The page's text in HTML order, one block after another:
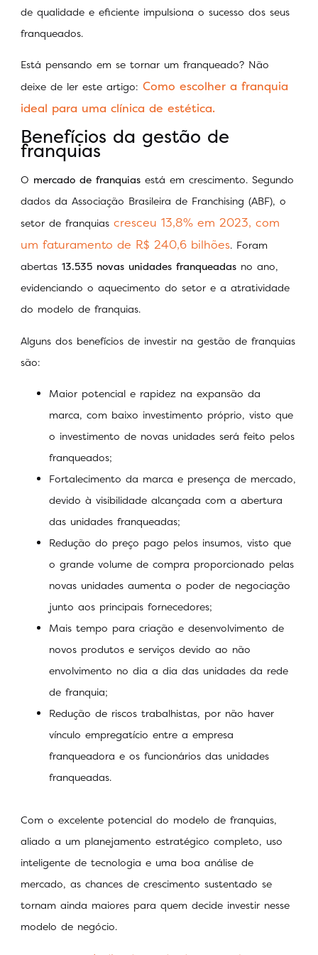
de qualidade e eficiente impulsiona o sucesso dos seus
franqueados.
Está pensando em se tornar um franqueado? Não
deixe de ler este artigo: Como escolher a franquia
ideal para uma clínica de estética.
Benefícios da gestão de
franquias
O mercado de franquias está em crescimento. Segundo
dados da Associação Brasileira de Franchising (ABF), o
setor de franquias cresceu 13,8% em 2023, com
um faturamento de R$ 240,6 bilhões. Foram
abertas 13.535 novas unidades franqueadas no ano,
evidenciando o aquecimento do setor e a atratividade
do modelo de franquias.
Alguns dos benefícios de investir na gestão de franquias
são:
Maior potencial e rapidez na expansão da
marca, com baixo investimento próprio, visto que
o investimento de novas unidades será feito pelos
franqueados;
Fortalecimento da marca e presença de mercado,
devido à visibilidade alcançada com a abertura
das unidades franqueadas;
Redução do preço pago pelos insumos, visto que
o grande volume de compra proporcionado pelas
novas unidades aumenta o poder de negociação
junto aos principais fornecedores;
Mais tempo para criação e desenvolvimento de
novos produtos e serviços devido ao não
envolvimento no dia a dia das unidades da rede
de franquia;
Redução de riscos trabalhistas, por não haver
vínculo empregatício entre a empresa
franqueadora e os funcionários das unidades
franqueadas.
Com o excelente potencial do modelo de franquias,
aliado a um planejamento estratégico completo, uso
inteligente de tecnologia e uma boa análise de
mercado, as chances de crescimento sustentado se
tornam ainda maiores para quem decide investir nesse
modelo de negócio.